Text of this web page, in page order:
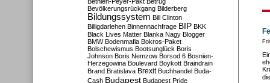
Bevölkerungsrückgang Bilderberg
Bildungssystem Bill Clinton
Billigdarlehen Binnennachfrage BIP BKK
Black Lives Matter Blanka Nagy Blogger
BMW Bodenmafia Bokros-Paket
Bolschewismus Bootsunglück Boris
Johnson Boris Nemzow Borsod 6 Bosnien-
Herzegowina Boulevard Boykott Braindrain
Brand Bratislava Brexit Buchhandel Buda-
Cash Budapest Budapest Pride